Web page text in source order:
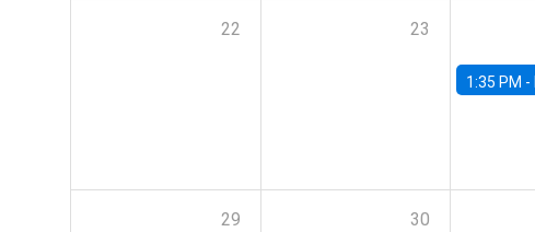
22 23
1:35 PM -
29 30